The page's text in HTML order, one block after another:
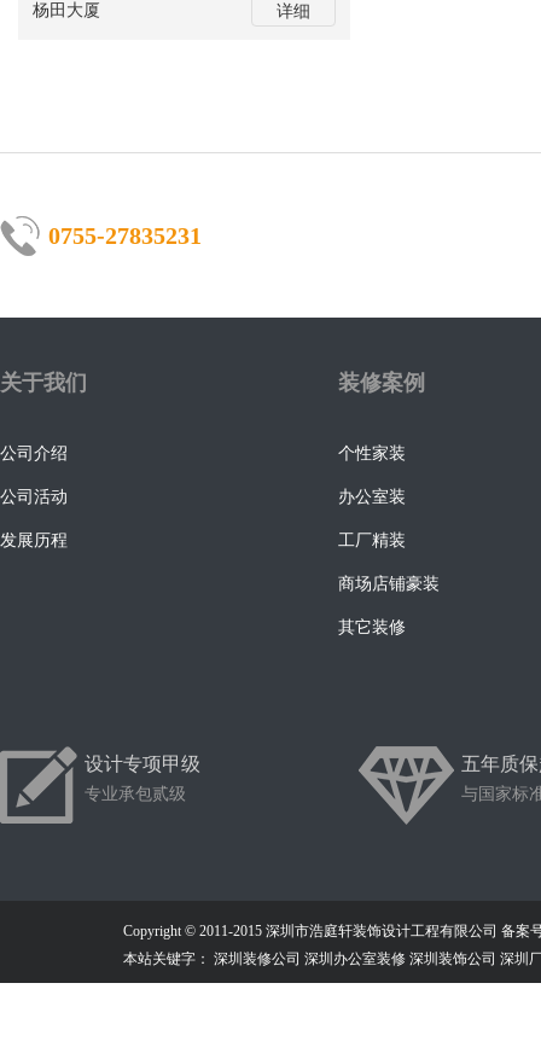
杨田大厦 详细
0755-27835231
关于我们
公司介绍
公司活动
发展历程
装修案例
个性家装
办公室装
工厂精装
商场店铺豪装
其它装修
设计专项甲级
专业承包贰级
五年质
与国家标
Copyright © 2011-2015 深圳市浩庭轩装饰设计工程有限公司 备案
本站关键字： 深圳装修公司 深圳办公室装修 深圳装饰公司 深